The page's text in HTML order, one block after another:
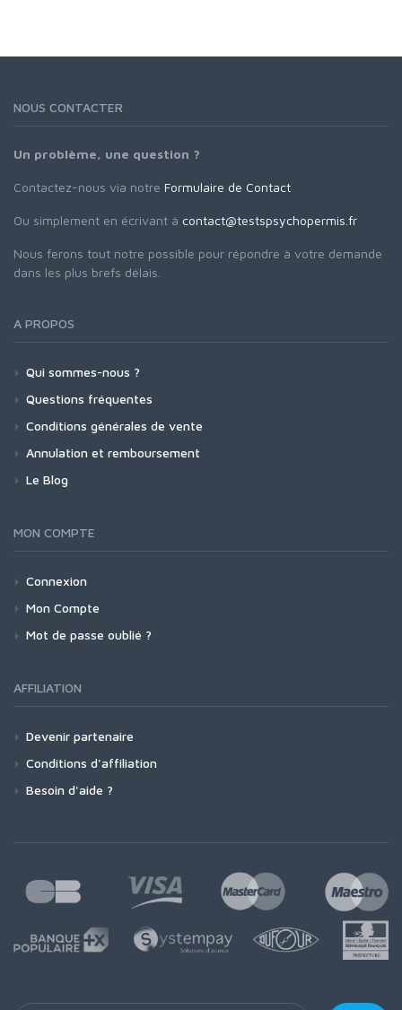
NOUS CONTACTER
Un problème, une question ?
Contactez-nous via notre Formulaire de Contact
Ou simplement en écrivant à contact@testspsychopermis.fr
Nous ferons tout notre possible pour répondre à votre demande
dans les plus brefs délais.
A PROPOS
Qui sommes-nous ?
Questions fréquentes
Conditions générales de vente
Annulation et remboursement
Le Blog
MON COMPTE
Connexion
Mon Compte
Mot de passe oublié ?
AFFILIATION
Devenir partenaire
Conditions d'affiliation
Besoin d'aide ?